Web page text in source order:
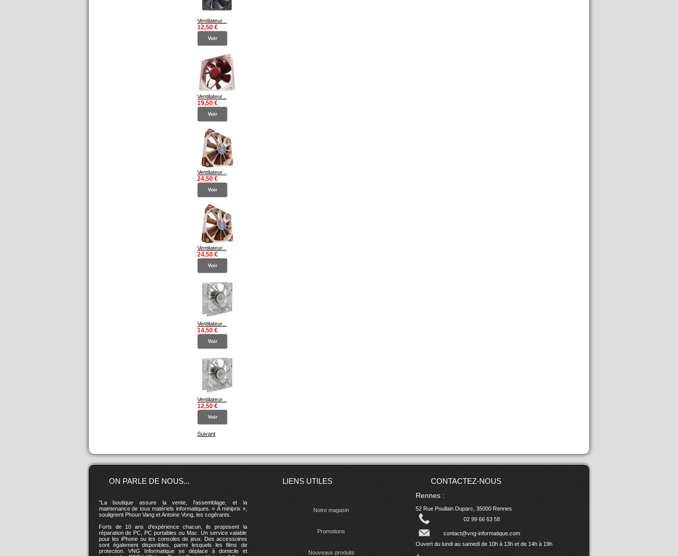
Ventilateur...
12,50 €
Voir
Ventilateur...
19,50 €
Voir
Ventilateur...
24,50 €
Voir
Ventilateur...
24,50 €
Voir
Ventilateur...
14,50 €
Voir
Ventilateur...
12,50 €
Voir
Suivant
ON PARLE DE NOUS...
"La boutique assure la vente, l'assemblage, et la
maintenance de tous matériels informatiques. « À miniprix »,
soulignent Phoun Vang et Antoine Vong, les cogérants.
Forts de 10 ans d'expérience chacun, ils proposent la
réparation de PC, PC portables ou Mac. Un service valable
pour les iPhone ou les consoles de jeux. Des accessoires
sont également disponibles, parmi lesquels les films de
protection. VNG Informatique se déplace à domicile et
LIENS UTILES
Notre magasin
Promotions
Nouveaux produits
CONTACTEZ-NOUS
Rennes :
52 Rue Poullain Duparc, 35000 Rennes
02 99 66 63 58
contact@vng-informatique.com
Ouvert du lundi au samedi de 10h à 13h et de 14h à 19h